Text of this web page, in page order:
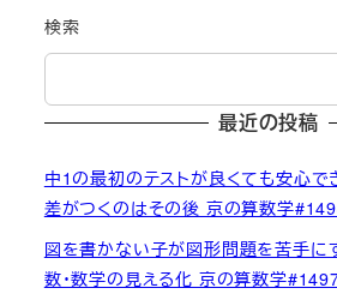
検索
最近の投稿
中1の最初のテストが良くても安心
差がつくのはその後 京の算数学
図を書かない子が図形問題を苦手
数・数学の見える化 京の算数学